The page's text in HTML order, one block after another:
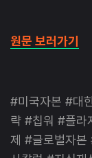
원문 보러가기
#미국자본 #대
략 #칩워 #플라
제 #글로벌자본